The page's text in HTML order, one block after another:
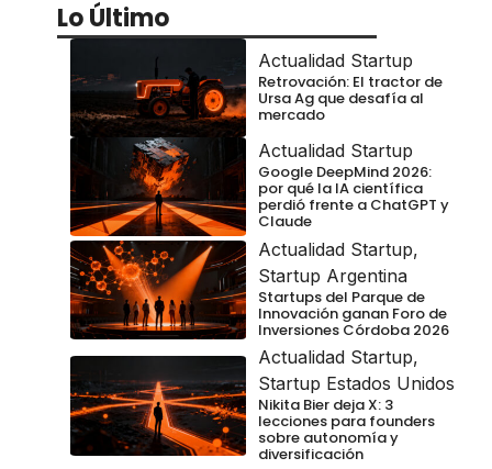
Lo Último
Actualidad Startup
Retrovación: El tractor de
Ursa Ag que desafía al
mercado
Actualidad Startup
Google DeepMind 2026:
por qué la IA científica
perdió frente a ChatGPT y
Claude
Actualidad Startup,
Startup Argentina
Startups del Parque de
Innovación ganan Foro de
Inversiones Córdoba 2026
Actualidad Startup,
Startup Estados Unidos
Nikita Bier deja X: 3
lecciones para founders
sobre autonomía y
diversificación